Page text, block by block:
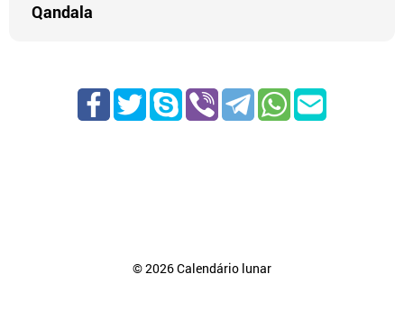
Qandala
©2026Calendário lunar